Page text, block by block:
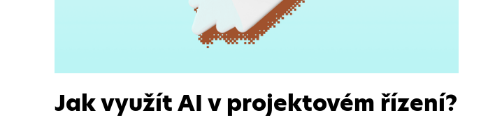
Jak využít AI v projektovém řízení?